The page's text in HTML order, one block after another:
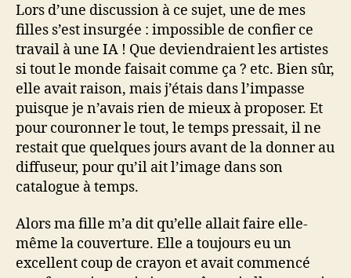
Lors d’une discussion à ce sujet, une de mes
filles s’est insurgée : impossible de confier ce
travail à une IA ! Que deviendraient les artistes
si tout le monde faisait comme ça ? etc. Bien sûr,
elle avait raison, mais j’étais dans l’impasse
puisque je n’avais rien de mieux à proposer. Et
pour couronner le tout, le temps pressait, il ne
restait que quelques jours avant de la donner au
diffuseur, pour qu’il ait l’image dans son
catalogue à temps.
Alors ma fille m’a dit qu’elle allait faire elle-
même la couverture. Elle a toujours eu un
excellent coup de crayon et avait commencé